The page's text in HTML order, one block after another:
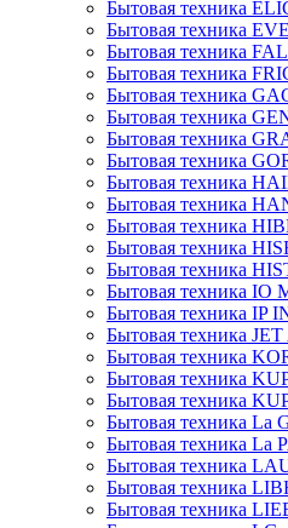
Бытовая техника
Бытовая техника
Бытовая техника
Бытовая техника
Бытовая техника
Бытовая техника
Бытовая техника
Бытовая техника
Бытовая техника
Бытовая техника
Бытовая техника
Бытовая техника
Бытовая техника
Бытовая техника IO
Бытовая техника IP
Бытовая техника JET
Бытовая техника
Бытовая техника
Бытовая техника
Бытовая техника La
Бытовая техника La
Бытовая техника
Бытовая техника
Бытовая техника